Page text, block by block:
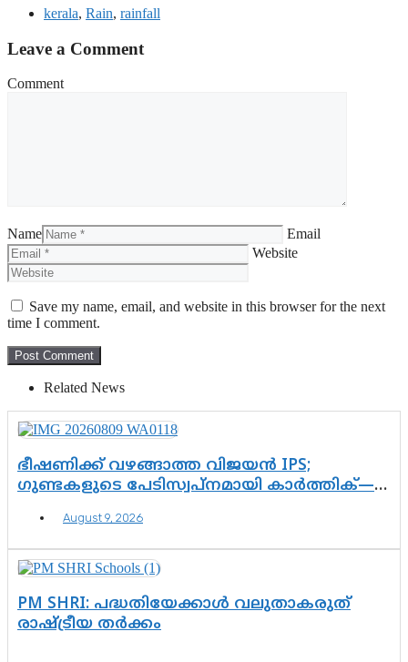
kerala, Rain, rainfall
Leave a Comment
Comment
Name
Email
Website
Save my name, email, and website in this browser for the next
time I comment.
Related News
ഭീഷണിക്ക് വഴങ്ങാത്ത വിജയൻ IPS;
ഗുണ്ടകളുടെ പേടിസ്വപ്നമായി കാർത്തിക്—
ഓപ്പറേഷനിൽ ആയങ്കി കുടുങ്ങി!
August 9, 2026
PM SHRI: പദ്ധതിയേക്കാൾ വലുതാകരുത്
രാഷ്ട്രീയ തർക്കം